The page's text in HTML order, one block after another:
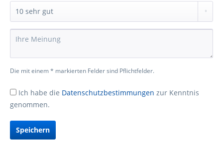
Die mit einem * markierten Felder sind Pflichtfelder.
Ich habe die Datenschutzbestimmungen zur Kenntnis
genommen.
Speichern